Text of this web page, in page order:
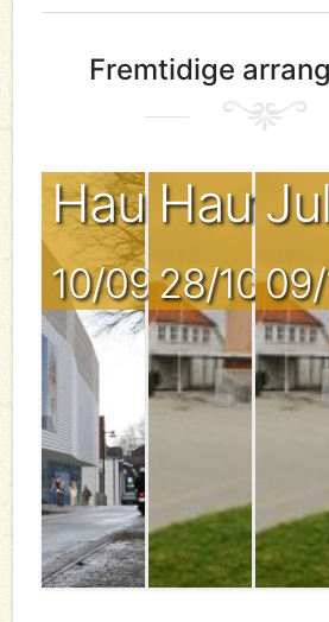
Fremtidige
10/09/2026
28/10/